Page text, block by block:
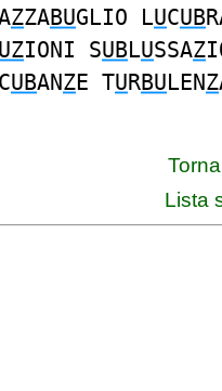
ZZABUGLIO LUCUB
UZIONI SUBLUSSAZ
UBANZE TURBULENZ
Lista